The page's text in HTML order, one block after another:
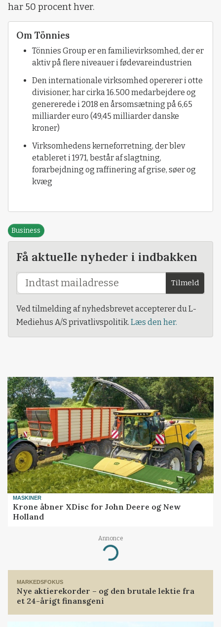
har 50 procent hver.
Om Tönnies
Tönnies Group er en familievirksomhed, der er
aktiv på flere niveauer i fødevareindustrien
Den internationale virksomhed opererer i otte
divisioner, har cirka 16.500 medarbejdere og
genererede i 2018 en årsomsætning på 6,65
milliarder euro (49,45 milliarder danske
kroner)
Virksomhedens kerneforretning, der blev
etableret i 1971, består af slagtning,
forarbejdning og raffinering af grise, søer og
kvæg
Business
Få aktuelle nyheder i indbakken
Tilmeld
Ved tilmelding af nyhedsbrevet accepterer du L-
Mediehus A/S privatlivspolitik. Læs den her.
MASKINER
Krone åbner XDisc for John Deere og New
Holland
Annonce
Loading...
MARKEDSFOKUS
Nye aktierekorder – og den brutale lektie fra
et 24-årigt finansgeni